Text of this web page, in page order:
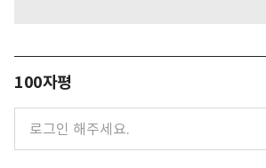
100자평